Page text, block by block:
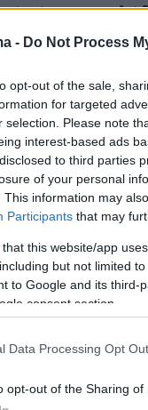
- Do Not Process
opt-out of the sale,
for targeted
selection. Please note
interest-based ads
to third parties
of your personal
This information may
Participants that may
that this website/app
but not limited
to Google and its third-
consent section.
Data Processing Opt
opt-out of the Sharing of
έχει
δεδομένα, η
τις κινήσεις
Τραμπ. Η πρώτη
αναθέσει τα
του Σούζι
πρόσωπα που
από το
πρόσωπο
άκρως